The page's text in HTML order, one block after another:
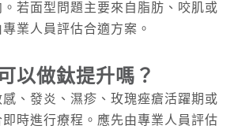
若面型問題主要來自脂肪、咬肌或
業人員評估合適方案。
以做鈦提升嗎？
、發炎、濕疹、玫瑰痤瘡活躍期或
時進行療程。應先由專業人員評估